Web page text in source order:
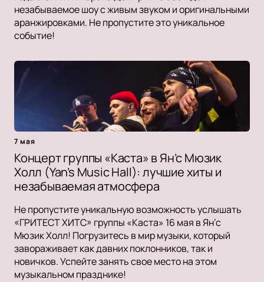
незабываемое шоу с живым звуком и оригинальными
аранжировками. Не пропустите это уникальное
событие!
7 мая
Концерт группы «Каста» в Ян’с Мюзик
Холл (Yan’s Music Hall): лучшие хиты и
незабываемая атмосфера
Не пропустите уникальную возможность услышать
«ГРИТЕСТ ХИТС» группы «Каста» 16 мая в Ян’с
Мюзик Холл! Погрузитесь в мир музыки, который
завораживает как давних поклонников, так и
новичков. Успейте занять свое место на этом
музыкальном празднике!